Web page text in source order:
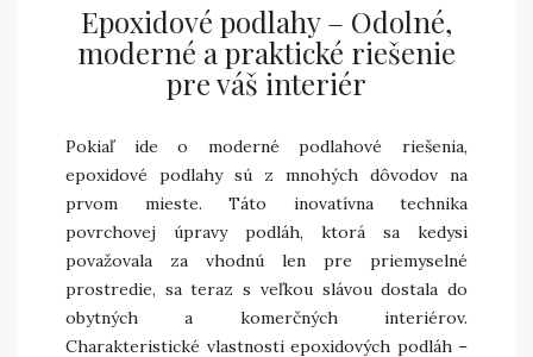
Epoxidové podlahy – Odolné,
moderné a praktické riešenie
pre váš interiér
Pokiaľ ide o moderné podlahové riešenia,
epoxidové podlahy sú z mnohých dôvodov na
prvom mieste. Táto inovatívna technika
povrchovej úpravy podláh, ktorá sa kedysi
považovala za vhodnú len pre priemyselné
prostredie, sa teraz s veľkou slávou dostala do
obytných a komerčných interiérov.
Charakteristické vlastnosti epoxidových podláh –